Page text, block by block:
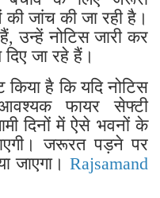
जांच की जा रही है।
उन्हें नोटिस जारी कर
जा रहे हैं।
किया है कि यदि नोटिस
फायर सेफ्टी
दिनों में ऐसे भवनों के
जरूरत पड़ने पर
जाएगा। Rajsamand